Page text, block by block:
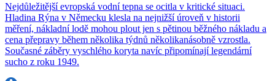
Nejdůležitější evropská vodní tepna se ocitla v kritické situaci.
Hladina Rýna v Německu klesla na nejnižší úroveň v historii
měření, nákladní lodě mohou plout jen s pětinou běžného nákladu a
cena přepravy během několika týdnů několikanásobně vzrostla.
Současné záběry vyschlého koryta navíc připomínají legendární
sucho z roku 1949.